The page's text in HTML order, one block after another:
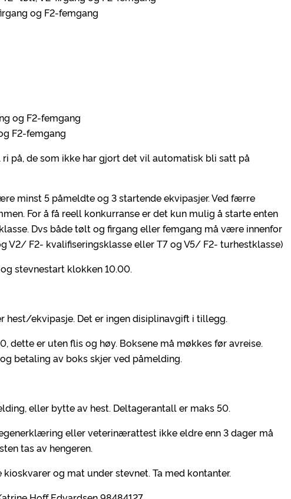
og F2-femgang
og F2-femgang
F2-femgang
på, de som ikke har gjort det vil automatisk bli satt på
minst 5 påmeldte og 3 startende ekvipasjer. Ved færre
For å få reell konkurranse er det kun mulig å starte enten
Dvs både tølt og firgang eller femgang må være innenfor
V2/ F2- kvalifiseringsklasse eller T7 og V5/ F2- turhestklasse)
stevnestart klokken 10.00.
hest/ekvipasje. Det er ingen disiplinavgift i tillegg.
dette er uten flis og høy. Boksene må møkkes før avreise.
betaling av boks skjer ved påmelding.
eller bytte av hest. Deltagerantall er maks 50.
eller veterinærattest ikke eldre enn 3 dager må
tas av hengeren.
og mat under stevnet. Ta med kontanter.